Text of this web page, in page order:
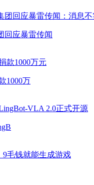
回应暴雷传闻
1000万